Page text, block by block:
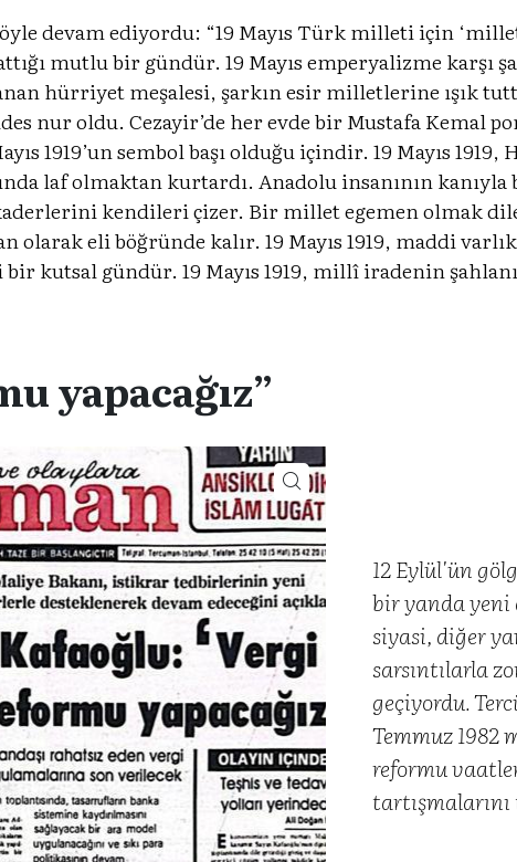
devam ediyordu: “19 Mayıs Türk milleti için
mutlu bir gündür. 19 Mayıs emperyalizme karşı
hürriyet meşalesi, şarkın esir milletlerine ışık
nur oldu. Cezayir’de her evde bir Mustafa Kemal
1919’un sembol başı olduğu içindir. 19 Mayıs 1919,
laf olmaktan kurtardı. Anadolu insanının kanıyla
kendileri çizer. Bir millet egemen olmak
eli böğründe kalır. 19 Mayıs 1919, maddi
kutsal gündür. 19 Mayıs 1919, millî iradenin
yapacağız”
12 Eylül'ün
bir yanda yeni
siyasi, diğer
sarsıntılarla
geçiyordu.
Temmuz 1982
reformu